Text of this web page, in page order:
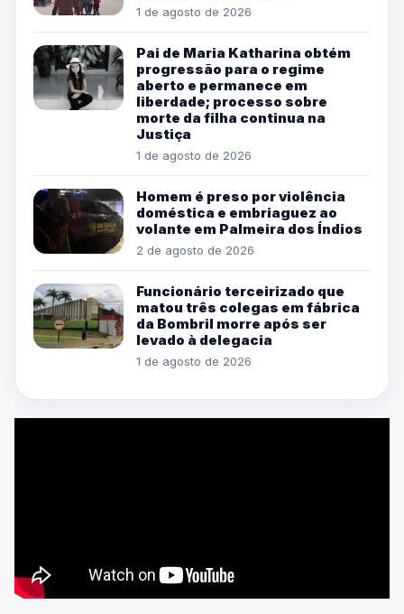
1 de agosto de 2026
Pai de Maria Katharina obtém
progressão para o regime
aberto e permanece em
liberdade; processo sobre
morte da filha continua na
Justiça
1 de agosto de 2026
Homem é preso por violência
doméstica e embriaguez ao
volante em Palmeira dos Índios
2 de agosto de 2026
Funcionário terceirizado que
matou três colegas em fábrica
da Bombril morre após ser
levado à delegacia
1 de agosto de 2026